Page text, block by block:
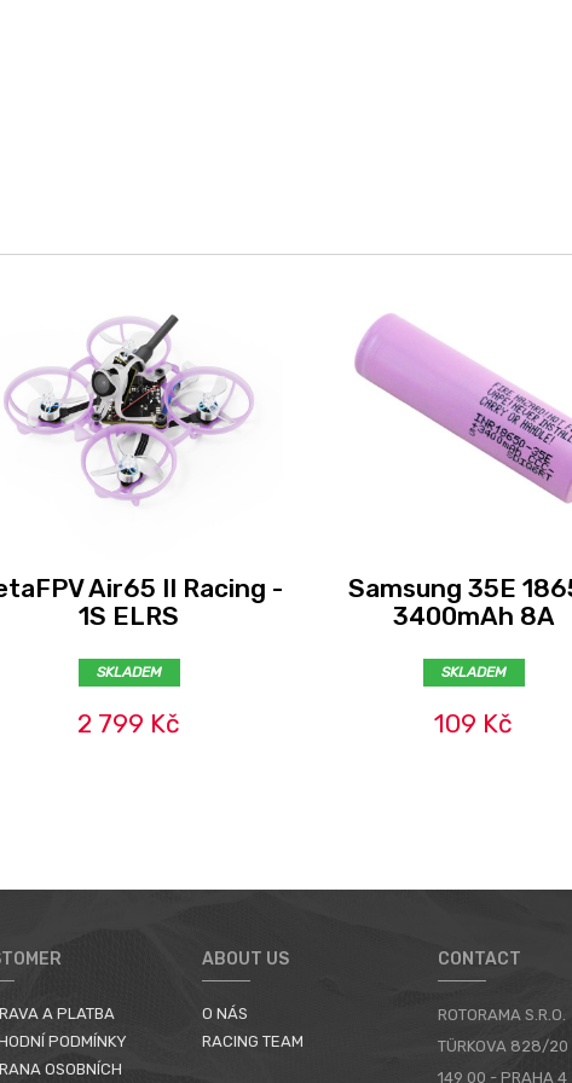
Air65 II Racing -
1S ELRS
SKLADEM
2 799 Kč
Samsung 35E
3400mAh 8A
SKLADEM
109 Kč
A PLATBA
PODMÍNKY
OSOBNÍCH
ABOUT US
O NÁS
RACING TEAM
CONTACT
ROTORAMA S.R.O.
TÜRKOVA 828/20
149 00 - PRAHA 4